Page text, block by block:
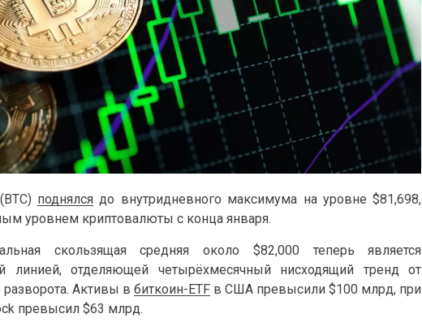
(BTC) поднялся до внутридневного максимума на уровне $81,698,
уровнем криптовалюты с конца января.
скользящая средняя около $82,000 теперь является
линией, отделяющей четырёхмесячный нисходящий тренд от
Активы вбиткоин-ETF в США превысили $100 млрд, при
превысил $63 млрд.